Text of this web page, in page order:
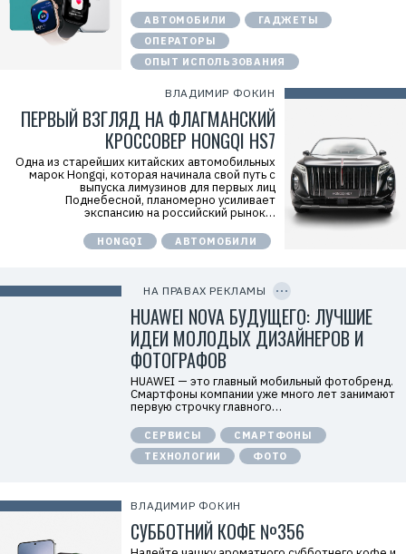
АВТОМОБИЛИ
ГАДЖЕТЫ
ОПЕРАТОРЫ
ОПЫТ ИСПОЛЬЗОВАНИЯ
ВЛАДИМИР ФОКИН
ПЕРВЫЙ ВЗГЛЯД НА ФЛАГМАНСКИЙ
КРОССОВЕР HONGQI HS7
Одна из старейших китайских автомобильных
марок Hongqi, которая начинала свой путь с
выпуска лимузинов для первых лиц
Поднебесной, планомерно усиливает
экспансию на российский рынок…
HONGQI АВТОМОБИЛИ
ВЛАДИМИР ФОКИН
СУББОТНИЙ КОФЕ №356
НА ПРАВАХ РЕКЛАМЫ
f
n
y
T
л
а
м
о
д
О
О
О
«
х
к
м
п
а
н
а
в
э
I
HUAWEI NOVA БУДУЩЕГО: ЛУЧШИЕ
ИДЕИ МОЛОДЫХ ДИЗАЙНЕРОВ И
ФОТОГРАФОВ
HUAWEI — это главный мобильный фотобренд.
Смартфоны компании уже много лет занимают
первую строчку главного…
СЕРВИСЫ
СМАРТФОНЫ
ТЕХНОЛОГИИ
ФОТО